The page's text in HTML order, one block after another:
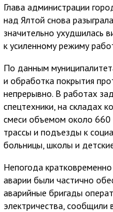
Глава администрации
над Ялтой снова
значительно ухудшилась
к усиленному режиму
По данным
и обработка покрытия
непрерывно. В работах
спецтехники, на складах
смеси объемом около 660
трассы и подъезды к
больницы, школы и
Непогода
аварии были частично
аварийные бригады
электричества, сообщили